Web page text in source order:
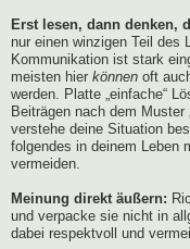
Erst lesen, dann denken,
nur einen winzigen Teil des
Kommunikation ist stark
meisten hier können oft
werden. Platte „einfache“
Beiträgen nach dem
verstehe deine Situation
folgendes in deinem Leben
vermeiden.
Meinung direkt äußern:
und verpacke sie nicht in
dabei respektvoll und